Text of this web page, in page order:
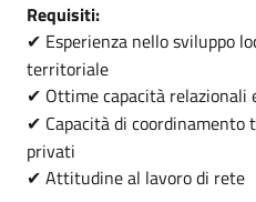
Requisiti:
✔ Esperienza nello sviluppo
territoriale
✔ Ottime capacità relazionali
✔ Capacità di
privati
✔ Attitudine al lavoro di rete